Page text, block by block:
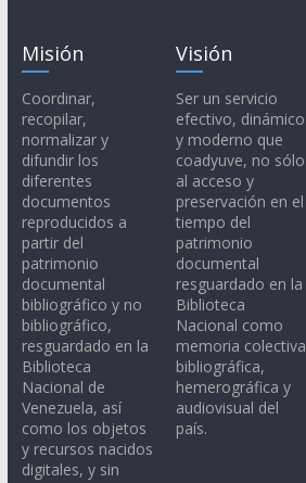
Misión
Coordinar,
recopilar,
normalizar y
difundir los
diferentes
documentos
reproducidos a
partir del
patrimonio
documental
bibliográfico y no
bibliográfico,
resguardado en la
Biblioteca
Nacional de
Venezuela, así
como los objetos
y recursos nacidos
digitales, y sin
Visión
Ser un servicio
efectivo, dinámico
y moderno que
coadyuve, no sólo
al acceso y
preservación en el
tiempo del
patrimonio
documental
resguardado en la
Biblioteca
Nacional como
memoria colectiva
bibliográfica,
hemerográfica y
audiovisual del
país.